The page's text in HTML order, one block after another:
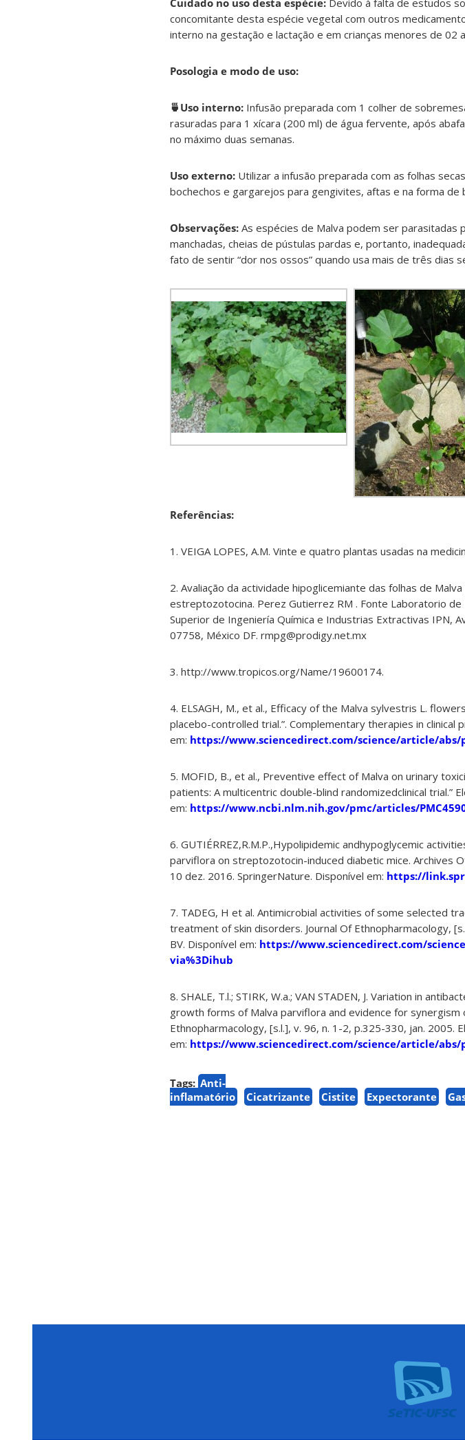
Cuidado no uso desta espécie: Devido à falta de estudos
concomitante desta espécie vegetal com outros
interno na gestação e lactação e em crianças menores de 02
Posologia e modo de uso:
🍵Uso interno: Infusão preparada com 1 colher de
rasuradas para 1 xícara (200 ml) de água fervente, após
no máximo duas semanas.
Uso externo: Utilizar a infusão preparada com as folhas
bochechos e gargarejos para gengivites, aftas e na forma
Observações: As espécies de Malva podem ser parasitadas
manchadas, cheias de pústulas pardas e, portanto,
fato de sentir “dor nos ossos” quando usa mais de três dias
Referências:
1. VEIGA LOPES, A.M. Vinte e quatro plantas usadas na
2. Avaliação da actividade hipoglicemiante das folhas de
estreptozotocina. Perez Gutierrez RM . Fonte Laboratorio
Superior de Ingeniería Química e Industrias Extractivas IPN,
07758, México DF. rmpg@prodigy.net.mx
3. http://www.tropicos.org/Name/19600174.
4. ELSAGH, M., et al., Efficacy of the Malva sylvestris L.
placebo-controlled trial.”. Complementary therapies in clinical
em: https://www.sciencedirect.com/science/article/abs/
5. MOFID, B., et al., Preventive effect of Malva on urinary
patients: A multicentric double-blind randomizedclinical trial.”
em: https://www.ncbi.nlm.nih.gov/pmc/articles/
6. GUTIÉRREZ,R.M.P.,Hypolipidemic andhypoglycemic
parviflora on streptozotocin-induced diabetic mice. Archives
10 dez. 2016. SpringerNature. Disponível em: https://
7. TADEG, H et al. Antimicrobial activities of some selected
treatment of skin disorders. Journal Of Ethnopharmacology,
BV. Disponível em: https://www.sciencedirect.com/
via%3Dihub
8. SHALE, T.l.; STIRK, W.a.; VAN STADEN, J. Variation in
growth forms of Malva parviflora and evidence for
Ethnopharmacology, [s.l.], v. 96, n. 1-2, p.325-330, jan. 2005.
em: https://www.sciencedirect.com/science/article/abs/
Tags: Anti-
inflamatório
Cicatrizante Cistite Expectorante